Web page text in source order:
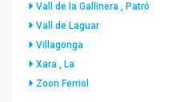
Vall de la Gallinera , Patró
Vall de Laguar
Villagonga
Xara , La
Zoon Ferriol